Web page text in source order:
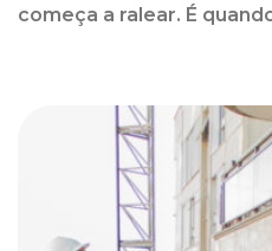
começa a ralear. É